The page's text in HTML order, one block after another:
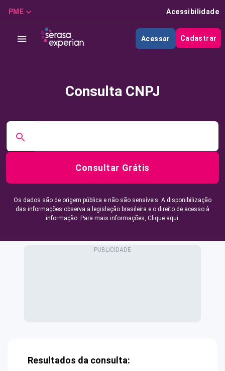
PME Acessibilidade
Acessar Cadastrar
Consulta CNPJ
Consultar Grátis
Os dados são de origem pública e não são sensíveis. A disponibilização
das informações observa a legislação brasileira e o direito de acesso à
informação. Para mais informações, Clique aqui.
Resultados da consulta: